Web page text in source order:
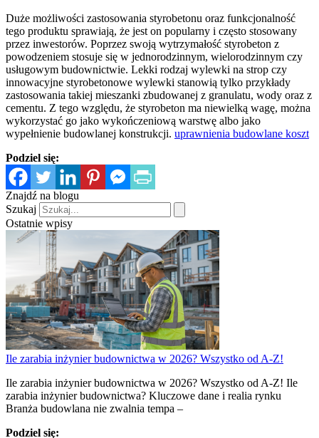
Duże możliwości zastosowania styrobetonu oraz funkcjonalność
tego produktu sprawiają, że jest on popularny i często stosowany
przez inwestorów. Poprzez swoją wytrzymałość styrobeton z
powodzeniem stosuje się w jednorodzinnym, wielorodzinnym czy
usługowym budownictwie. Lekki rodzaj wylewki na strop czy
innowacyjne styrobetonowe wylewki stanowią tylko przykłady
zastosowania takiej mieszanki zbudowanej z granulatu, wody oraz z
cementu. Z tego względu, że styrobeton ma niewielką wagę, można
wykorzystać go jako wykończeniową warstwę albo jako
wypełnienie budowlanej konstrukcji. uprawnienia budowlane koszt
Podziel się:
Znajdź na blogu
Szukaj
Ostatnie wpisy
Ile zarabia inżynier budownictwa w 2026? Wszystko od A-Z!
Ile zarabia inżynier budownictwa w 2026? Wszystko od A-Z! Ile
zarabia inżynier budownictwa? Kluczowe dane i realia rynku
Branża budowlana nie zwalnia tempa –
Podziel się: